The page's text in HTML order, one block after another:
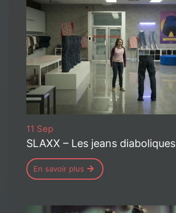
11 Sep
SLAXX – Les jeans diaboliques
En savoir plus